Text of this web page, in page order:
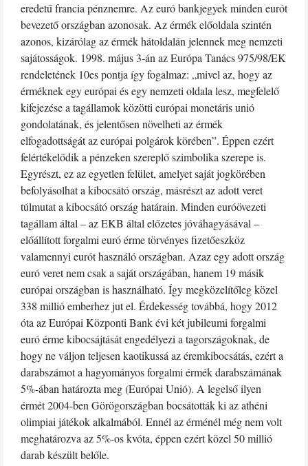
eredetű francia pénznemre. Az euró bankjegyek minden eurót
bevezető országban azonosak. Az érmék előoldala szintén
azonos, kizárólag az érmék hátoldalán jelennek meg nemzeti
sajátosságok. 1998. május 3-án az Európa Tanács 975/98/EK
rendeletének 10es pontja így fogalmaz: „mivel az, hogy az
érméknek egy európai és egy nemzeti oldala lesz, megfelelő
kifejezése a tagállamok közötti európai monetáris unió
gondolatának, és jelentősen növelheti az érmék
elfogadottságát az európai polgárok körében”. Éppen ezért
felértékelődik a pénzeken szereplő szimbolika szerepe is.
Egyrészt, ez az egyetlen felület, amelyet saját jogkörében
befolyásolhat a kibocsátó ország, másrészt az adott veret
túlmutat a kibocsátó ország határain. Minden euróövezeti
tagállam által – az EKB által előzetes jóváhagyásával –
előállított forgalmi euró érme törvényes fizetőeszköz
valamennyi eurót használó országban. Azaz egy adott ország
euró veret nem csak a saját országában, hanem 19 másik
európai országban is használható. Így megközelítőleg közel
338 millió emberhez jut el. Érdekesség továbbá, hogy 2012
óta az Európai Központi Bank évi két jubileumi forgalmi
euró érme kibocsájtását engedélyezi a tagországoknak, de
hogy ne váljon teljesen kaotikussá az éremkibocsátás, ezért a
darabszámot a hagyományos forgalmi érmék darabszámának
5%-ában határozta meg (Európai Unió). A legelső ilyen
érmét 2004-ben Görögországban bocsátották ki az athéni
olimpiai játékok alkalmából. Ennél az érménél még nem volt
meghatározva az 5%-os kvóta, éppen ezért közel 50 millió
darab készült belőle.